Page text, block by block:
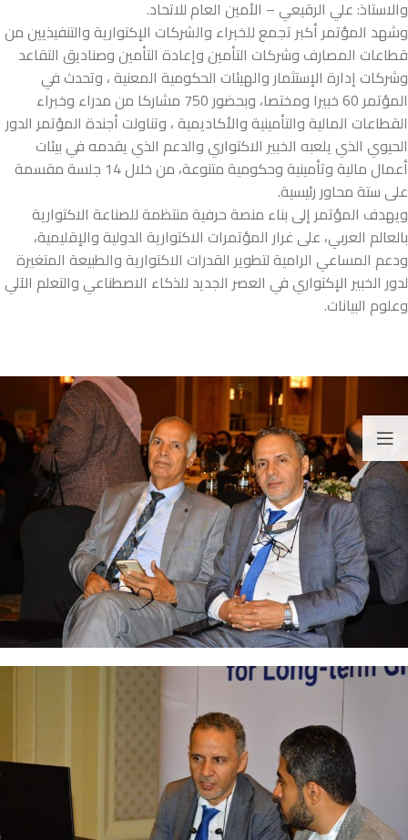
والاستاذ: علي الرقيعي – الأمين العام للاتحاد.
وشهد المؤتمر أكبر تجمع للخبراء والشركات الإكتوارية والتنفيذيين من
قطاعات المصارف وشركات التأمين وإعادة التأمين وصناديق التقاعد
وشركات إدارة الإستثمار والهيئات الحكومية المعنية ، وتحدث في
المؤتمر 60 خبيرا ومختصا، وبحضور 750 مشاركا من مدراء وخبراء
القطاعات المالية والتأمينية والأكاديمية ، وتناولت أجندة المؤتمر الدور
الحيوي الذي يلعبه الخبير الاكتواري والدعم الذي يقدمه في بيئات
أعمال مالية وتأمينية وحكومية متنوعة، من خلال 14 جلسة مقسمة
على ستة محاور رئيسية.
ويهدف المؤتمر إلى بناء منصة حرفية منتظمة للصناعة الاكتوارية
بالعالم العربي، على غرار المؤتمرات الاكتوارية الدولية والإقليمية،
ودعم المساعي الرامية لتطوير القدرات الاكتوارية والطبيعة المتغيرة
لدور الخبير الإكتواري في العصر الجديد للذكاء الاصطناعي والتعلم الآلي
وعلوم البيانات.